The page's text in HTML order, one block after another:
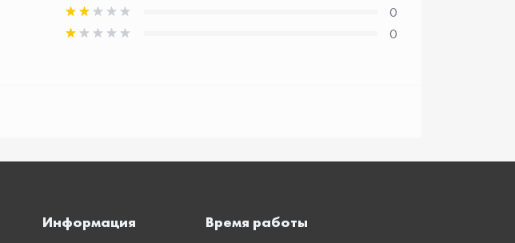
0
0
Информация Время работы